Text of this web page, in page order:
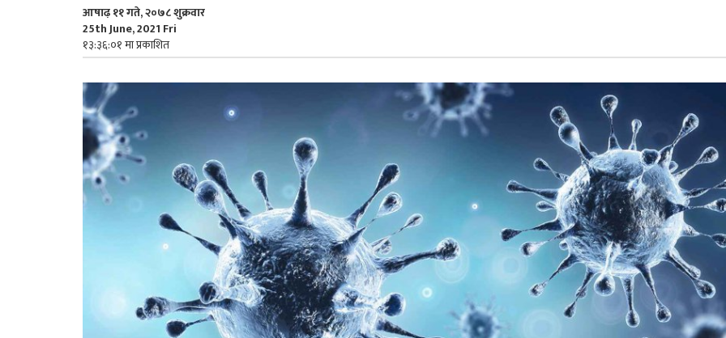
आषाढ़ ११ गते, २०७८ शुक्रवार
25th June, 2021 Fri
१३:३६:०१ मा प्रकाशित